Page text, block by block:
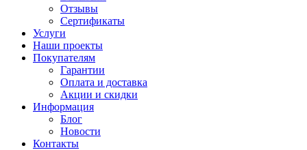
Отзывы
Сертификаты
Услуги
Наши проекты
Покупателям
Гарантии
Оплата и доставка
Акции и скидки
Информация
Блог
Новости
Контакты